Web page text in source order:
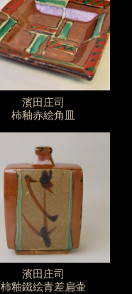
濱田庄司
柿釉赤絵角皿
濱田庄司
柿釉鐵絵青差扁壷